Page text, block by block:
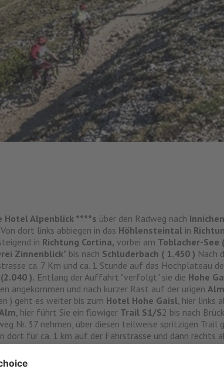
Hotel Alpenblick ****s über den Radweg nach Innichen
Von dort links abbiegen in das Höhlensteintalin
in Richtung Cortina, vorbei am Toblacher-See
Zinnenblick" bis nach Schluderbach ( 1.450 ) Nach
ca. 7 Km und ca. 1 Stunde auf das Hochplateau
). Entlang der Auffahrt "verfolgt" sie die Hohe
angekommen und nach kurzer Rast auf der urigen
) geht es weiter bis zum Hotel Hohe Gaisl, hier links
, hier führt Sie ein flowiger Trail S1/S2 bis nach
Nr. 37 nehmen, über diesen teilweise spritzigen Trail
dort für ca. 1 km auf der Fahrstrasse und dann rechts
Toblachzum Ausgangspunkt nachSexten/Mooszum